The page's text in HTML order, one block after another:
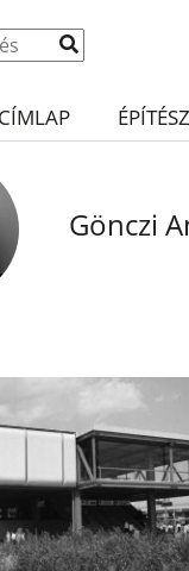
CÍMLAP
Gönczi